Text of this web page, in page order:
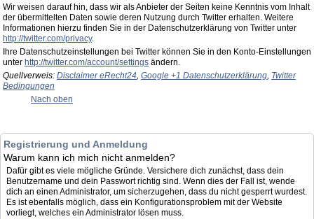
Wir weisen darauf hin, dass wir als Anbieter der Seiten keine Kenntnis vom Inhalt
der übermittelten Daten sowie deren Nutzung durch Twitter erhalten. Weitere
Informationen hierzu finden Sie in der Datenschutzerklärung von Twitter unter
http://twitter.com/privacy.
Ihre Datenschutzeinstellungen bei Twitter können Sie in den Konto-Einstellungen
unter http://twitter.com/account/settings ändern.
Quellverweis: Disclaimer eRecht24, Google +1 Datenschutzerklärung, Twitter
Bedingungen
Nach oben
Registrierung und Anmeldung
Warum kann ich mich nicht anmelden?
Dafür gibt es viele mögliche Gründe. Versichere dich zunächst, dass dein
Benutzername und dein Passwort richtig sind. Wenn dies der Fall ist, wende
dich an einen Administrator, um sicherzugehen, dass du nicht gesperrt wurdest.
Es ist ebenfalls möglich, dass ein Konfigurationsproblem mit der Website
vorliegt, welches ein Administrator lösen muss.